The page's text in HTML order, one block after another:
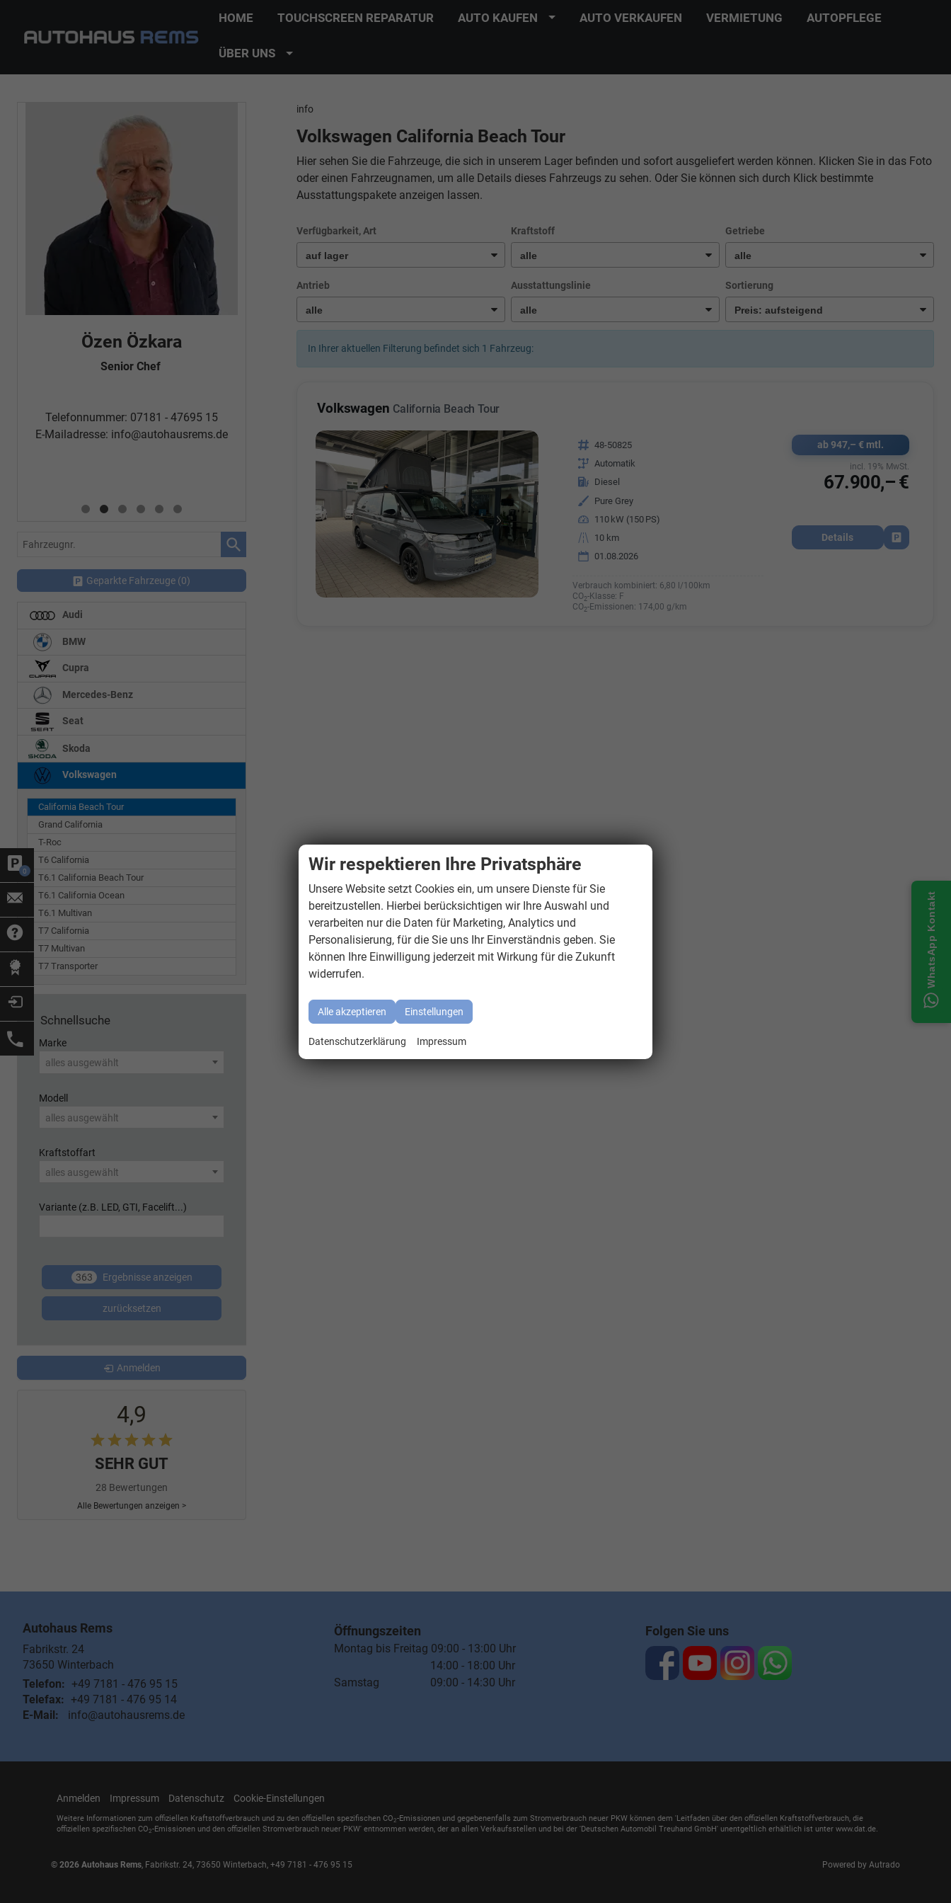
0
HOME TOUCHSCREEN REPARATUR AUTO KAUFEN AUTO VERKAUFEN VERMIETUNG AUTOPFLEGE
ÜBER UNS
info
Volkswagen California Beach Tour
Hier sehen Sie die Fahrzeuge, die sich in unserem Lager befinden und sofort ausgeliefert werden können. Klicken Sie in das Foto
oder einen Fahrzeugnamen, um alle Details dieses Fahrzeugs zu sehen. Oder Sie können sich durch Klick bestimmte
Ausstattungspakete anzeigen lassen.
Verfügbarkeit, Art Kraftstoff Getriebe
Antrieb Ausstattungslinie Sortierung
In Ihrer aktuellen Filterung befindet sich 1 Fahrzeug:
Volkswagen California Beach Tour
Fahrzeugnr. 48-50825
Getriebe Automatik
Kraftstoff Diesel
Außenfarbe Pure Grey
Leistung 110 kW (150 PS)
Kilometerstand
10 km
01.08.2026
Verbrauch kombiniert: 6,80 l/100km
CO2-Klasse: F
CO2-Emissionen: 174,00 g/km
ab 947,– € mtl.
67.900,– €
incl. 19% MwSt.
Details
Fahrzeug
Özen Özkara
Senior Chef
Telefonnummer: 07181 - 47695 15
E-Mailadresse: info@autohausrems.de
Fatma Özyürek Oguz
Automobilkaufrau -Verkauf/Einkauf
Telefonnummer: 07181 - 47695 15
E-Mailadresse:info@autohausrems.de
Özden Özkara-Budak
E-Mailadresse:
E-Mailadresse:info@autohausrems.de
Fahrzeugnr.
Geparkte Fahrzeuge (0)
Audi
BMW
Cupra
Mercedes-Benz
Seat
Skoda
Volkswagen
California Beach Tour
Grand California
T-Roc
T6 California
T6.1 California Beach Tour
T6.1 California Ocean
T6.1 Multivan
T7 California
T7 Multivan
T7 Transporter
Schnellsuche
Marke
alles ausgewählt
Modell
alles ausgewählt
Kraftstoffart
alles ausgewählt
Variante (z.B. LED, GTI, Facelift...)
363 Ergebnisse anzeigen
zurücksetzen
Anmelden
4,9
SEHR GUT
28 Bewertungen
Alle Bewertungen anzeigen >
Autohaus Rems
Fabrikstr. 24
73650 Winterbach
Telefon: +49 7181 - 476 95 15
Telefax: +49 7181 - 476 95 14
E-Mail:
info@autohausrems.de
Öffnungszeiten
Montag bis Freitag 09:00 - 13:00 Uhr
14:00 - 18:00 Uhr
Samstag 09:00 - 14:30 Uhr
Folgen Sie uns
Anmelden Impressum Datenschutz Cookie-Einstellungen
Weitere Informationen zum offiziellen Kraftstoffverbrauch und zu den offiziellen spezifischen CO2-Emissionen und gegebenenfalls zum Stromverbrauch neuer PKW können dem 'Leitfaden über den offiziellen Kraftstoffverbrauch, die
offiziellen spezifischen CO2-Emissionen und den offiziellen Stromverbrauch neuer PKW' entnommen werden, der an allen Verkaufsstellen und bei der 'Deutschen Automobil Treuhand GmbH' unentgeltlich erhältlich ist unter www.dat.de.
© 2026 Autohaus Rems Fabrikstr. 24 73650 Winterbach, +49 7181 - 476 95 15 Powered by Autrado
WhatsApp Kontakt
Wir respektieren Ihre Privatsphäre
Unsere Website setzt Cookies ein, um unsere Dienste für Sie
bereitzustellen. Hierbei berücksichtigen wir Ihre Auswahl und
verarbeiten nur die Daten für Marketing, Analytics und
Personalisierung, für die Sie uns Ihr Einverständnis geben. Sie
können Ihre Einwilligung jederzeit mit Wirkung für die Zukunft
widerrufen.
Alle akzeptieren Einstellungen
Datenschutzerklärung Impressum